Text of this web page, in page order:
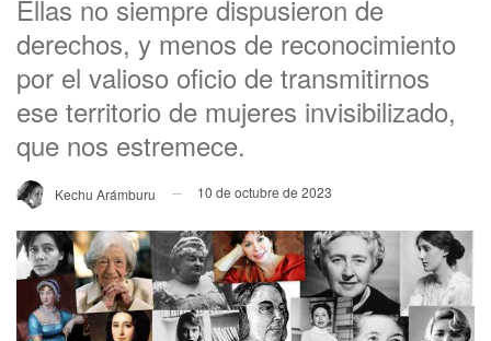
Ellas no siempre dispusieron de
derechos, y menos de reconocimiento
por el valioso oficio de transmitirnos
ese territorio de mujeres invisibilizado,
que nos estremece.
Kechu Arámburu 10 de octubre de 2023